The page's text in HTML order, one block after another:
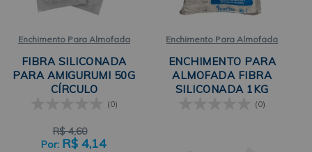
Enchimento Para Almofada
FIBRA SILICONADA
PARA AMIGURUMI 50G
CÍRCULO
(0)
R$ 4,60
R$ 4,14
Enchimento Para Almofada
ENCHIMENTO PARA
ALMOFADA FIBRA
SILICONADA 1KG
(0)